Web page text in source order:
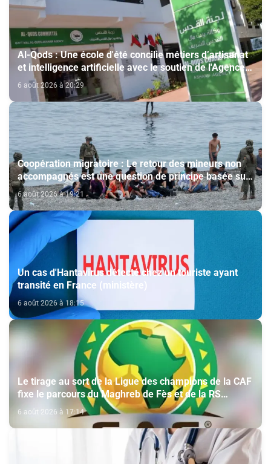
Al-Qods : Une école d'été concilie métiers d’artisanat
et intelligence artificielle avec le soutien de l'Agence
Bayt Mal Al-Qods Acharif
6 août 2026 à 20:29
Coopération migratoire : Le retour des mineurs non
accompagnés est une question de principe basée sur
les Hautes Instructions Royales (source diplomatique)
6 août 2026 à 19:21
Un cas d'Hantavirus détecté chez un touriste ayant
transité en France (ministère)
6 août 2026 à 18:15
Le tirage au sort de la Ligue des champions de la CAF
fixe le parcours du Maghreb de Fès et de la RS
Berkane
6 août 2026 à 17:14